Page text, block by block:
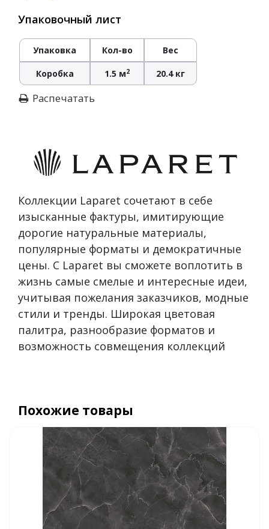
Упаковочный лист
Упаковка Кол-во Вес
Коробка 1.5 м2 20.4 кг
Распечатать
Коллекции Laparet сочетают в себе
изысканные фактуры, имитирующие
дорогие натуральные материалы,
популярные форматы и демократичные
цены. С Laparet вы сможете воплотить в
жизнь самые смелые и интересные идеи,
учитывая пожелания заказчиков, модные
стили и тренды. Широкая цветовая
палитра, разнообразие форматов и
возможность совмещения коллекций
Похожие товары